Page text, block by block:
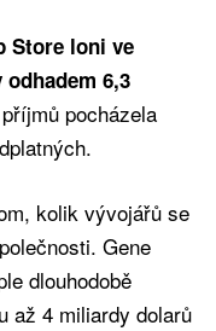
Store loni ve
6,3
pocházela
kolik vývojářů se
Gene
dlouhodobě
až 4 miliardy dolarů